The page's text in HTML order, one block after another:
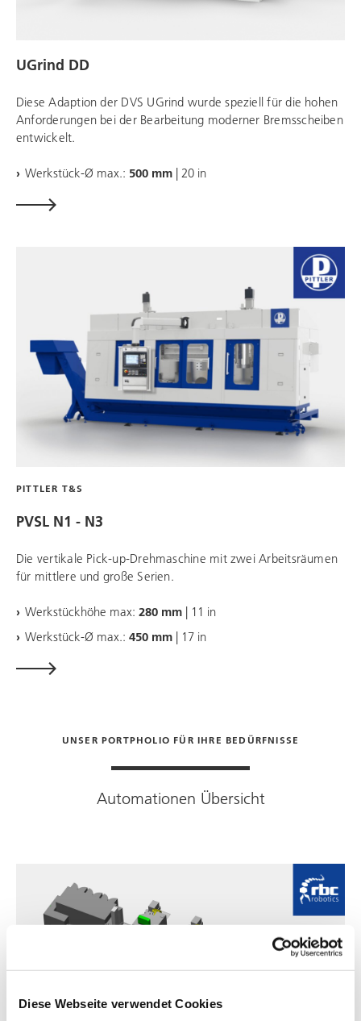
Diese Webseite verwendet Cookies
UGrind DD
Diese Adaption der DVS UGrind wurde speziell für die hohen
Anforderungen bei der Bearbeitung moderner Bremsscheiben
entwickelt.
Werkstück-Ø max.: 500 mm | 20 in
PITTLER T&S
PVSL N1 - N3
Die vertikale Pick-up-Drehmaschine mit zwei Arbeitsräumen
für mittlere und große Serien.
Werkstückhöhe max: 280 mm | 11 in
Werkstück-Ø max.: 450 mm | 17 in
UNSER PORTPHOLIO FÜR IHRE BEDÜRFNISSE
Automationen Übersicht